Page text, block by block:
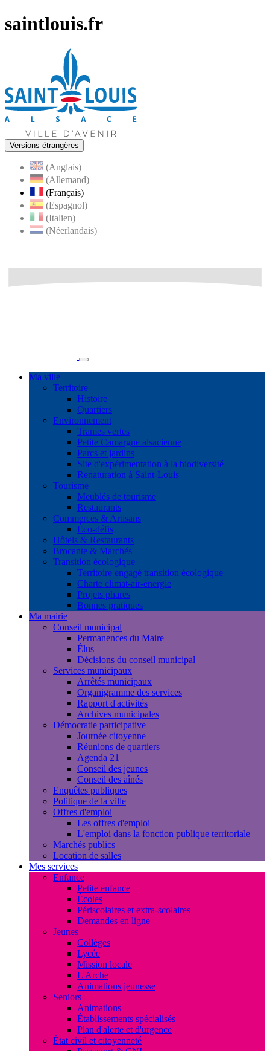
saintlouis.fr
Versions étrangères
(Anglais)
(Allemand)
(Français)
(Espagnol)
(Italien)
(Néerlandais)
Ma ville
Territoire
Histoire
Quartiers
Environnement
Trames vertes
Petite Camargue alsacienne
Parcs et jardins
Site d'expérimentation à la biodiversité
Renaturation à Saint-Louis
Tourisme
Meublés de tourisme
Restaurants
Commerces & Artisans
Éco-défis
Hôtels & Restaurants
Brocante & Marchés
Transition écologique
Territoire engagé transition écologique
Charte climat-air-énergie
Projets phares
Bonnes pratiques
Ma mairie
Conseil municipal
Permanences du Maire
Élus
Décisions du conseil municipal
Services municipaux
Arrêtés municipaux
Organigramme des services
Rapport d'activités
Archives municipales
Démocratie participative
Journée citoyenne
Réunions de quartiers
Agenda 21
Conseil des jeunes
Conseil des aînés
Enquêtes publiques
Politique de la ville
Offres d'emploi
Les offres d'emploi
L'emploi dans la fonction publique territoriale
Marchés publics
Location de salles
Mes services
Enfance
Petite enfance
Écoles
Périscolaires et extra-scolaires
Demandes en ligne
Jeunes
Collèges
Lycée
Mission locale
L'Arche
Animations jeunesse
Seniors
Animations
Établissements spécialisés
Plan d'alerte et d'urgence
État civil et citoyenneté